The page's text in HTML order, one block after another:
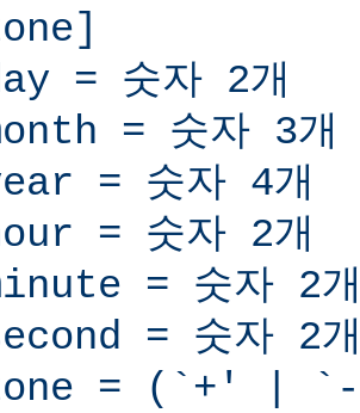
= 숫자 2개
= 숫자 3개
= 숫자 4개
= 숫자 2개
= 숫자 2
= 숫자 2
= (`+' | `-